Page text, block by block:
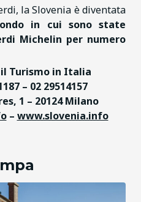
la Slovenia è diventata
in cui sono state
Michelin per numero
il Turismo in Italia
– 02 29514157
1 – 20124 Milano
– www.slovenia.info